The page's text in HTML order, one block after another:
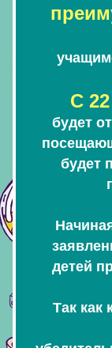
С 22
будет
будет
детей
Так как